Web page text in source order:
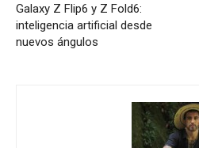
Galaxy Z Flip6 y Z Fold6:
inteligencia artificial desde
nuevos ángulos